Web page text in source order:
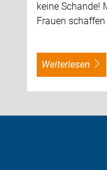
keine Schande!
Frauen
weiterlesen